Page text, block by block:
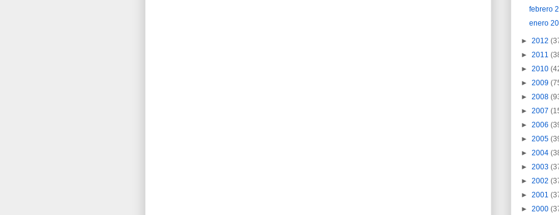
febrero
enero
► 2012
► 2011
► 2010
► 2009
► 2008
► 2007
► 2006
► 2005
► 2004
► 2003
► 2002
► 2001
► 2000